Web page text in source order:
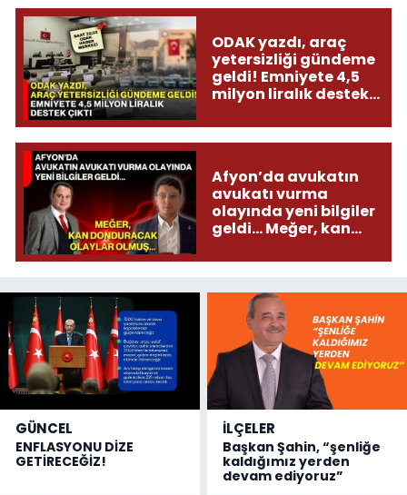
ODAK yazdı, araç
yetersizliği gündeme
geldi! Emniyete 4,5
milyon liralık destek
Afyon’da avukatın
avukatı vurma
olayında yeni bilgiler
geldi... Meğer, kan
olmuş...
GÜNCEL
ENFLASYONU DİZE
GETİRECEĞİZ!
İLÇELER
Başkan Şahin, “şenliğe
kaldığımız yerden
devam ediyoruz”